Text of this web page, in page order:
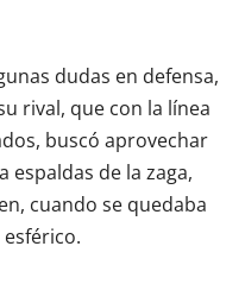
dudas en defensa,
rival, que con la línea
buscó aprovechar
espaldas de la zaga,
cuando se quedaba